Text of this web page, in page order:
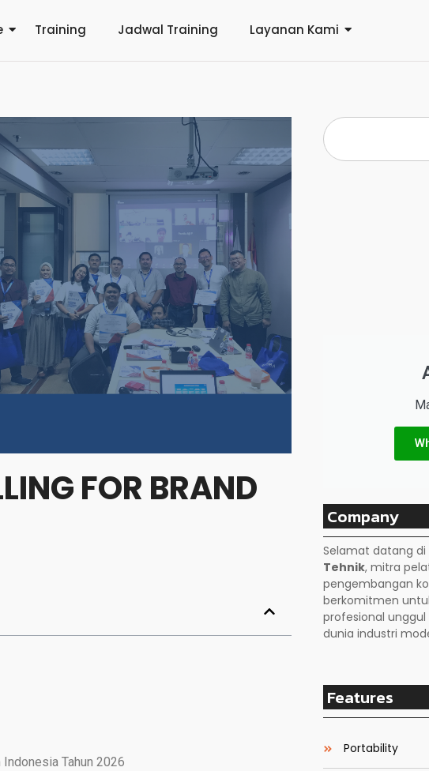
Training Jadwal Training Layanan Kami
FOR BRAND
Tahun 2026
Company
Selamat datang di
Tehnik, mitra
pengembangan
berkomitmen
profesional unggul
dunia industri
Features
Portability